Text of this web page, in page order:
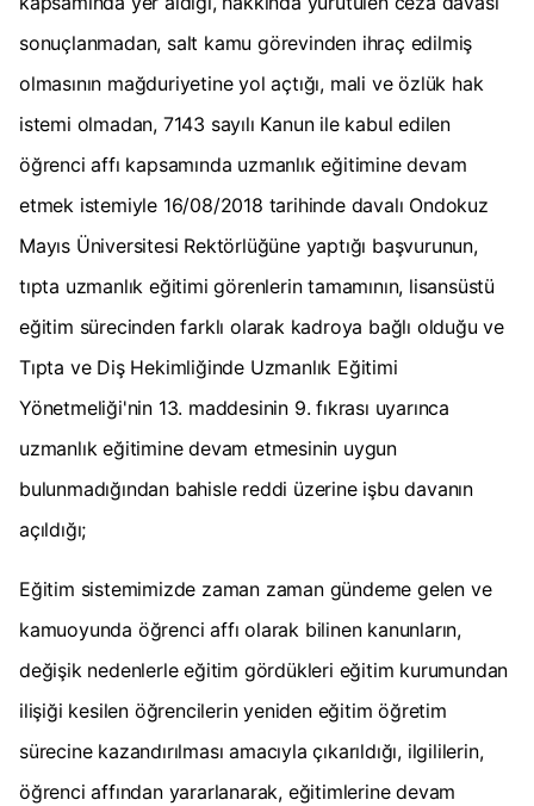
sonuçlanmadan, salt kamu görevinden ihraç edilmiş
olmasının mağduriyetine yol açtığı, mali ve özlük hak
istemi olmadan, 7143 sayılı Kanun ile kabul edilen
öğrenci affı kapsamında uzmanlık eğitimine devam
etmek istemiyle 16/08/2018 tarihinde davalı Ondokuz
Mayıs Üniversitesi Rektörlüğüne yaptığı başvurunun,
tıpta uzmanlık eğitimi görenlerin tamamının, lisansüstü
eğitim sürecinden farklı olarak kadroya bağlı olduğu ve
Tıpta ve Diş Hekimliğinde Uzmanlık Eğitimi
Yönetmeliği'nin 13. maddesinin 9. fıkrası uyarınca
uzmanlık eğitimine devam etmesinin uygun
bulunmadığından bahisle reddi üzerine işbu davanın
açıldığı;
Eğitim sistemimizde zaman zaman gündeme gelen ve
kamuoyunda öğrenci affı olarak bilinen kanunların,
değişik nedenlerle eğitim gördükleri eğitim kurumundan
ilişiği kesilen öğrencilerin yeniden eğitim öğretim
sürecine kazandırılması amacıyla çıkarıldığı, ilgililerin,
öğrenci affından yararlanarak, eğitimlerine devam